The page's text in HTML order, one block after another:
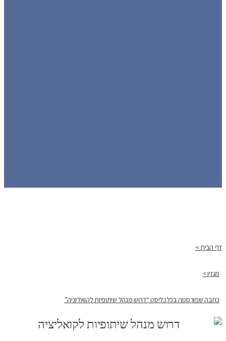
דף הבית >
מגזין >
כתבה שפורסמה בכלכליסט “דרוש מנהל שיתופיות לקואליציה”